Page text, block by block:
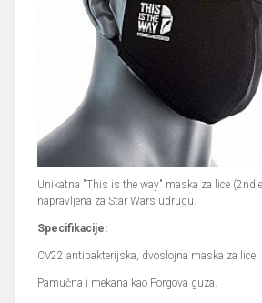
Unikatna "This is the way" maska za lice (2nd
napravljena za Star Wars udrugu.
Specifikacije:
CV22 antibakterijska, dvoslojna maska za lice.
Pamučna i mekana kao Porgova guza.